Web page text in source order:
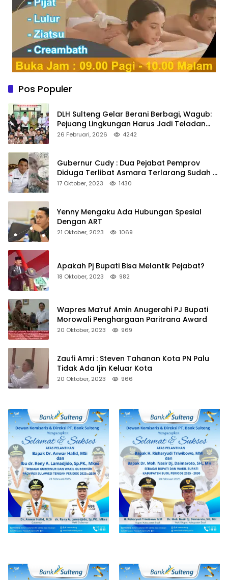
Pos Populer
DLH Sulteng Gelar Berani Berbagi, Wagub:
Pejuang Lingkungan Harus Jadi Teladan
Kepedulian
26 Februari, 2026 4242
Gubernur Cudy : Dua Pejabat Pemprov
Diduga Terlibat Asmara Terlarang Sudah di
Non Job
17 Oktober, 2023 1430
Yenny Mengaku Ada Hubungan Spesial
Dengan ART
21 Oktober, 2023 1069
Apakah Pj Bupati Bisa Melantik Pejabat?
18 Oktober, 2023 982
Wapres Ma’ruf Amin Anugerahi PJ Bupati
Morowali Penghargaan Paritrana Award
20 Oktober, 2023 969
Zaufi Amri : Steven Tahanan Kota PN Palu
Tidak Ada Ijin Keluar Kota
20 Oktober, 2023 966